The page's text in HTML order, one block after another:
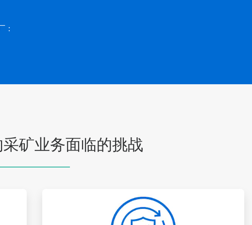
：
矿业务面临的挑战
，
共